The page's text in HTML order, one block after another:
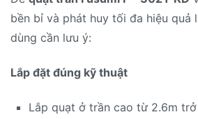
bền bỉ và phát huy tối đa hiệu quả
dùng cần lưu ý:
Lắp đặt đúng kỹ thuật
Lắp quạt ở trần cao từ 2.6m